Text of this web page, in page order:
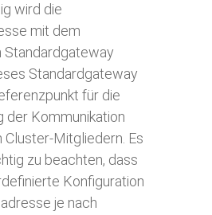
wird die
mit dem
Standardgateway
Standardgateway
für die
der Kommunikation
Cluster-Mitgliedern. Es
zu beachten, dass
Konfiguration
je nach